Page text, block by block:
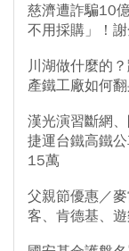
慈濟遭詐騙10
不用採購」！
川湖做什麼的
產鐵工廠如何
漢光演習斷網
捷運台鐵高鐵
15萬
父親節優惠／
客、肯德基、